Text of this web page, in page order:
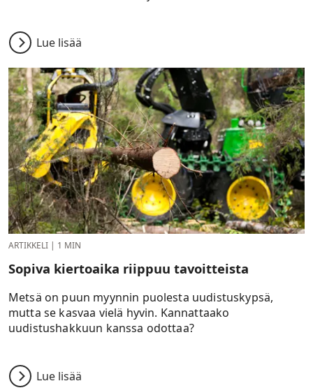
Lue lisää
ARTIKKELI | 1 MIN
Sopiva kiertoaika riippuu tavoitteista
Metsä on puun myynnin puolesta uudistuskypsä,
mutta se kasvaa vielä hyvin. Kannattaako
uudistushakkuun kanssa odottaa?
Lue lisää